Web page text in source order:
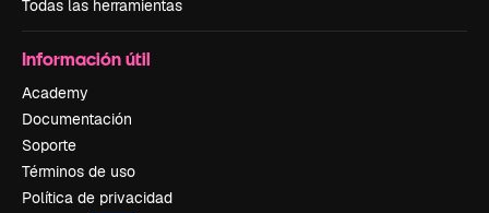
Todas las herramientas
Información útil
Academy
Documentación
Soporte
Términos de uso
Política de privacidad